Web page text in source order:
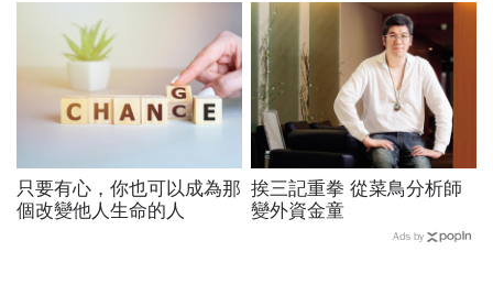
到人生答案
只要有心，你也可以成為那
個改變他人生命的人
挨三記重拳 從菜鳥分析師
變外資金童
Ads by